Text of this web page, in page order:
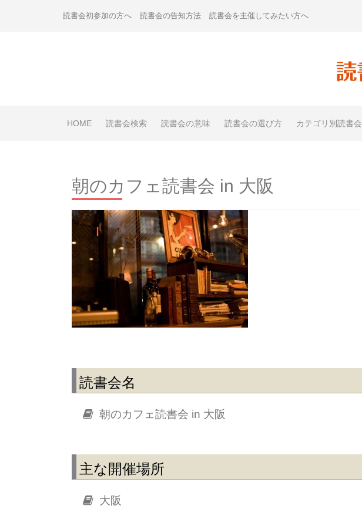
読書会初参加の方へ 読書会の告知方法 読書会を主催してみたい方へ
HOME 読書会検索 読書会の意味 読書会の選び方 カテゴリ別読書会
朝のカフェ読書会 in 大阪
読書会名
朝のカフェ読書会 in 大阪
主な開催場所
大阪